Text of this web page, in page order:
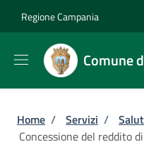
Regione Campania
Comune
Briciole di
Home / Servizi /
Concessione del reddito